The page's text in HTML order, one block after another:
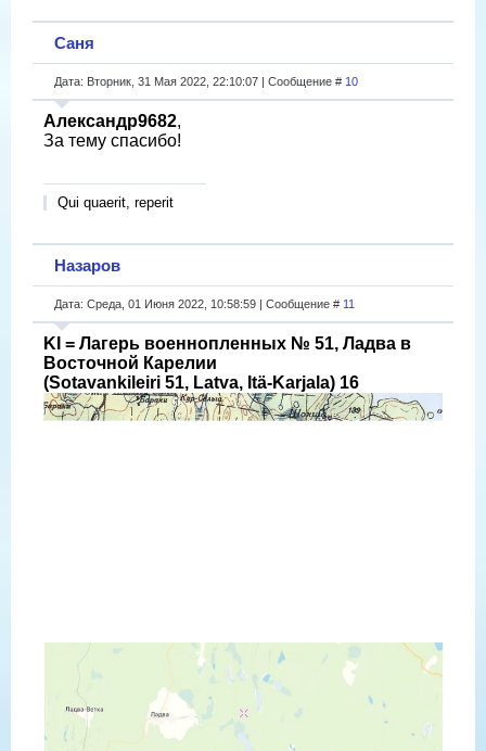
Саня
Дата: Вторник, 31 Мая 2022, 22:10:07 | Сообщение # 10
Александр9682,
За тему спасибо!
Qui quaerit, reperit
Назаров
Дата: Среда, 01 Июня 2022, 10:58:59 | Сообщение # 11
KI = Лагерь военнопленных № 51, Ладва в
Восточной Карелии
(Sotavankileiri 51, Latva, Itä-Karjala) 16